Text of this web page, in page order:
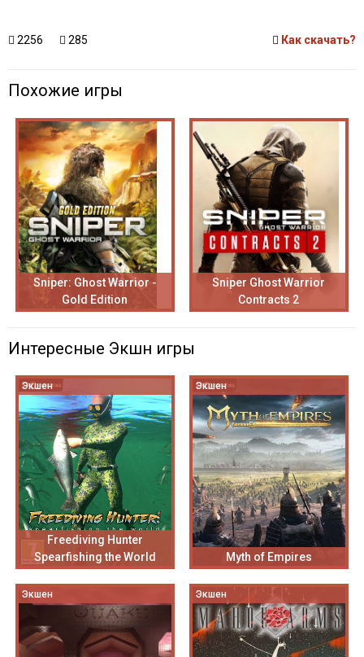
2256 285 Как скачать?
Похожие игры
Sniper: Ghost Warrior -
Gold Edition
Sniper Ghost Warrior
Contracts 2
Интересные Экшн игры
Экшен
Freediving Hunter
Spearfishing the World
Экшен
Myth of Empires
Экшен Экшен